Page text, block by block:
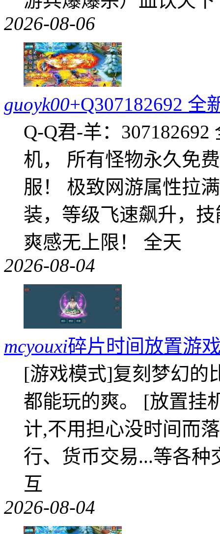
2026-08-06
guoyk00+Q307182692
Q-Q君-羊：
机， 所有怪物永久免
服！ 极致网游属性拉
装，等级飞速飙升，
爽感无上限！ 全天
2026-08-04
mcyouxi碎片时间放置游
[游戏模式]复刻梦幻的
都能玩的爽。 [放置挂
计,不用担心没时间而
行、货币交易...等各
互
2026-08-04